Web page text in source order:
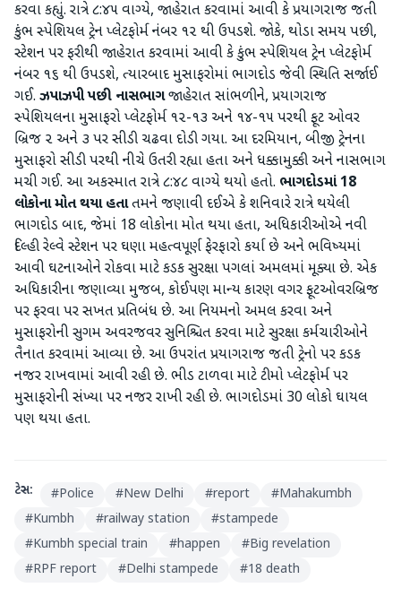
કરવા કહ્યું. રાત્રે ૮:૪૫ વાગ્યે, જાહેરાત કરવામાં આવી કે પ્રયાગરાજ જતી
કુંભ સ્પેશિયલ ટ્રેન પ્લેટફોર્મ નંબર ૧૨ થી ઉપડશે. જોકે, થોડા સમય પછી,
સ્ટેશન પર ફરીથી જાહેરાત કરવામાં આવી કે કુંભ સ્પેશિયલ ટ્રેન પ્લેટફોર્મ
નંબર ૧૬ થી ઉપડશે, ત્યારબાદ મુસાફરોમાં ભાગદોડ જેવી સ્થિતિ સર્જાઈ
ગઈ. ઝપાઝપી પછી નાસભાગજાહેરાત સાંભળીને, પ્રયાગરાજ
સ્પેશિયલના મુસાફરો પ્લેટફોર્મ ૧૨-૧૩ અને ૧૪-૧૫ પરથી ફૂટ ઓવર
બ્રિજ ૨ અને ૩ પર સીડી ચઢવા દોડી ગયા. આ દરમિયાન, બીજી ટ્રેનના
મુસાફરો સીડી પરથી નીચે ઉતરી રહ્યા હતા અને ધક્કામુક્કી અને નાસભાગ
મચી ગઈ. આ અકસ્માત રાત્રે ૮:૪૮ વાગ્યે થયો હતો. ભાગદોડમાં 18
લોકોના મોત થયા હતાતમને જણાવી દઈએ કે શનિવારે રાત્રે થયેલી
ભાગદોડ બાદ, જેમાં 18 લોકોના મોત થયા હતા, અધિકારીઓએ નવી
દિલ્હી રેલ્વે સ્ટેશન પર ઘણા મહત્વપૂર્ણ ફેરફારો કર્યા છે અને ભવિષ્યમાં
આવી ઘટનાઓને રોકવા માટે કડક સુરક્ષા પગલાં અમલમાં મૂક્યા છે. એક
અધિકારીના જણાવ્યા મુજબ, કોઈપણ માન્ય કારણ વગર ફૂટઓવરબ્રિજ
પર ફરવા પર સખત પ્રતિબંધ છે. આ નિયમનો અમલ કરવા અને
મુસાફરોની સુગમ અવરજવર સુનિશ્ચિત કરવા માટે સુરક્ષા કર્મચારીઓને
તૈનાત કરવામાં આવ્યા છે. આ ઉપરાંત પ્રયાગરાજ જતી ટ્રેનો પર કડક
નજર રાખવામાં આવી રહી છે. ભીડ ટાળવા માટે ટીમો પ્લેટફોર્મ પર
મુસાફરોની સંખ્યા પર નજર રાખી રહી છે. ભાગદોડમાં 30 લોકો ઘાયલ
પણ થયા હતા.
ટેગ્સ: #Police #New Delhi #report #Mahakumbh
#Kumbh #railway station #stampede
#Kumbh special train #happen #Big revelation
#RPF report #Delhi stampede #18 death